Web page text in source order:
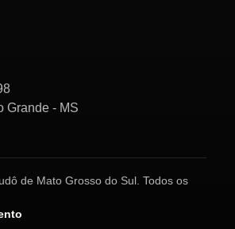
Grande - MS
de Mato Grosso do Sul. Todos os